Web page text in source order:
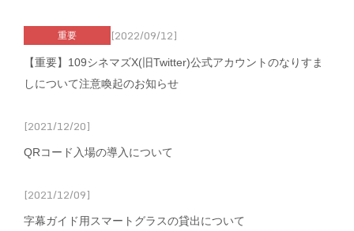
重要 [2022/09/12]
【重要】109シネマズX(旧Twitter)公式アカウントのなりすま
しについて注意喚起のお知らせ
[2021/12/20]
QRコード入場の導入について
[2021/12/09]
字幕ガイド用スマートグラスの貸出について